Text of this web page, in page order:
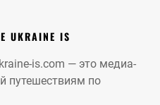
UKRAINE IS
is.com — это медиа-
путешествиям по